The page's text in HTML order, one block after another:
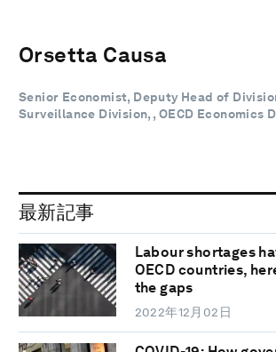
Orsetta Causa
Senior Economist, Deputy Head of
Surveillance Division, , OECD Economics
最新記事
Labour shortages
OECD countries,
the gaps
2022年12月02日